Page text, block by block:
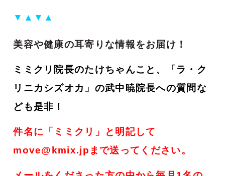
▼▲▼▲
美容や健康の耳寄りな情報をお届け！
ミミクリ院長のたけちゃんこと、「ラ・ク
リニカシズオカ」の武中暁院長への質問な
ども是非！
件名に「ミミクリ」と明記して
move@kmix.jpまで送ってください。